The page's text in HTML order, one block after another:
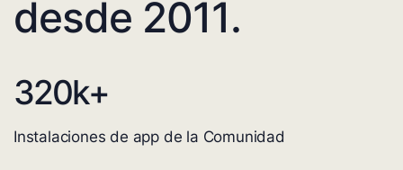
desde 2011.
320k+
Instalaciones de app de la Comunidad